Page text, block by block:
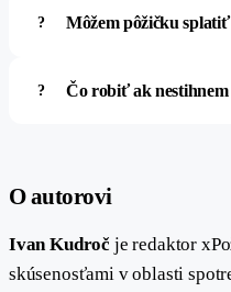
Môžem pôžičku
Čo robiť ak
O autorovi
Ivan Kudroč je redaktor
skúsenosťami v oblasti